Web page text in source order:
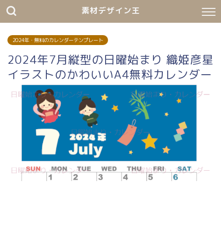
素材デザイン王
2024年・無料のカレンダーテンプレート
2024年7月縦型の日曜始まり 織姫彦星
イラストのかわいいA4無料カレンダー